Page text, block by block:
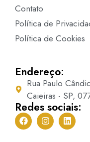
Contato
Política de
Política de Cookies
Endereço:
Rua Paulo
Caieiras - SP,
Redes sociais: